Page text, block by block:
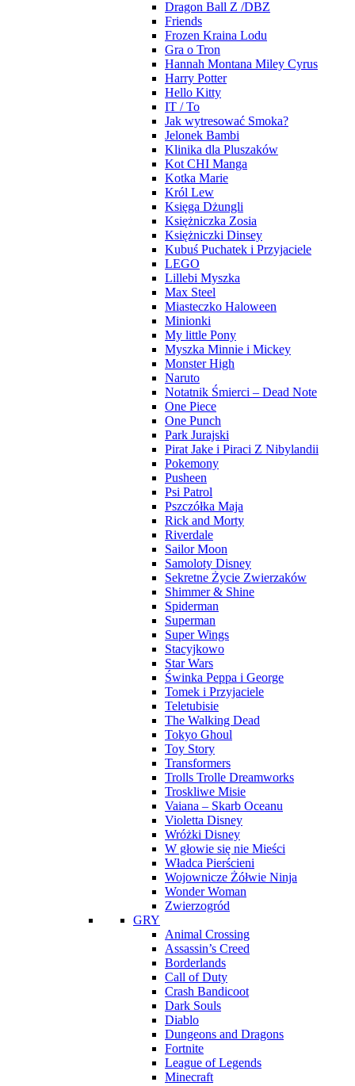
Dragon Ball Z /DBZ
Friends
Frozen Kraina Lodu
Gra o Tron
Hannah Montana Miley Cyrus
Harry Potter
Hello Kitty
IT / To
Jak wytresować Smoka?
Jelonek Bambi
Klinika dla Pluszaków
Kot CHI Manga
Kotka Marie
Król Lew
Księga Dżungli
Księżniczka Zosia
Księżniczki Dinsey
Kubuś Puchatek i Przyjaciele
LEGO
Lillebi Myszka
Max Steel
Miasteczko Haloween
Minionki
My little Pony
Myszka Minnie i Mickey
Monster High
Naruto
Notatnik Śmierci – Dead Note
One Piece
One Punch
Park Jurajski
Pirat Jake i Piraci Z Nibylandii
Pokemony
Pusheen
Psi Patrol
Pszczółka Maja
Rick and Morty
Riverdale
Sailor Moon
Samoloty Disney
Sekretne Życie Zwierzaków
Shimmer & Shine
Spiderman
Superman
Super Wings
Stacyjkowo
Star Wars
Świnka Peppa i George
Tomek i Przyjaciele
Teletubisie
The Walking Dead
Tokyo Ghoul
Toy Story
Transformers
Trolls Trolle Dreamworks
Troskliwe Misie
Vaiana – Skarb Oceanu
Violetta Disney
Wróżki Disney
W głowie się nie Mieści
Władca Pierścieni
Wojownicze Żółwie Ninja
Wonder Woman
Zwierzogród
GRY
Animal Crossing
Assassin’s Creed
Borderlands
Call of Duty
Crash Bandicoot
Dark Souls
Diablo
Dungeons and Dragons
Fortnite
League of Legends
Minecraft